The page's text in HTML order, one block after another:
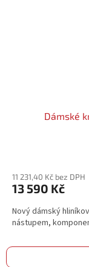
Dámské
11 231,40 Kč bez DPH
13 590 Kč
Nový dámský
nástupem,